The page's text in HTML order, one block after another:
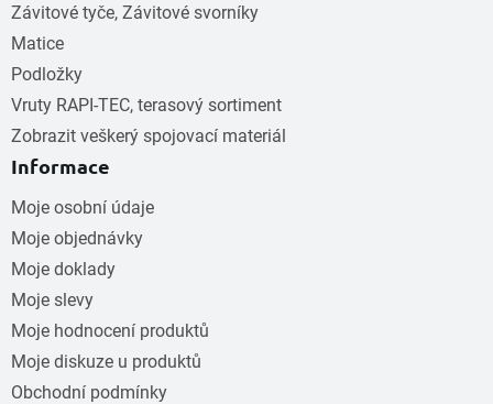
Závitové tyče, Závitové svorníky
Matice
Podložky
Vruty RAPI-TEC, terasový sortiment
Zobrazit veškerý spojovací materiál
Informace
Moje osobní údaje
Moje objednávky
Moje doklady
Moje slevy
Moje hodnocení produktů
Moje diskuze u produktů
Obchodní podmínky